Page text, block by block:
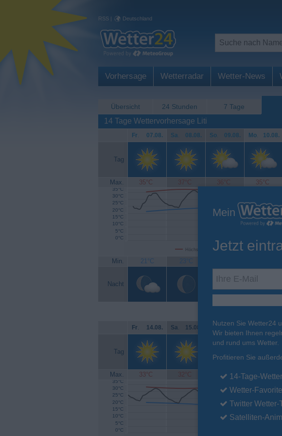
RSS | Deutschland
Vorhersage Wetterradar Wetter-News
Übersicht 24 Stunden 7 Tage
14 Tage Wettervorhersage Liti
Fr. 07.08. Sa. 08.08. So. 09.08. Mo. 10.08.
Tag
Max. 35°C 37°C 36°C 35°C
Höchsttemperatur Tiefsttemperatur
0°C
5°C
10°C
15°C
20°C
25°C
30°C
35°C
Min. 21°C 23°C
Nacht
Fr. 14.08. Sa. 15.08. So. 16.08. Mo. 17.08.
Tag
Max. 33°C 32°C 33°C 33°C
0°C
5°C
10°C
15°C
20°C
25°C
30°C
35°C
Mein
Jetzt
Nutzen Sie Wetter24
Wir bieten Ihnen
und rund ums Wetter.
Profitieren Sie
14-Tage-
Wetter-
Twitter Wetter-
Satelliten-